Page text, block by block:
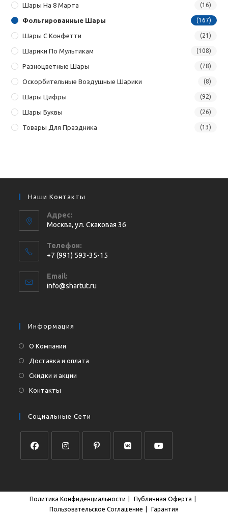
Шары На 8 Марта (16)
Фольгированные Шары (167)
Шары С Конфетти (21)
Шарики По Мультикам (108)
Разноцветные Шары (78)
Оскорбительные Воздушные Шарики (8)
Шары Цифры (92)
Шары Буквы (26)
Товары Для Праздника (13)
Наши Контакты
Адрес:
Москва, ул. Cкаковая 36
Телефон:
+7 (991) 593-35-15
в
вашем
Email:
info@shartut.ru
Информация
О Компании
Доставка и оплата
Скидки и акции
Контакты
Социальные Сети
новой
вкладке
новой
вкладке
новой
вкладке
новой
вкладке
новой
вкладке
Политика Конфиденциальности
Публичная Оферта
Пользовательское Соглашение
Гарантия